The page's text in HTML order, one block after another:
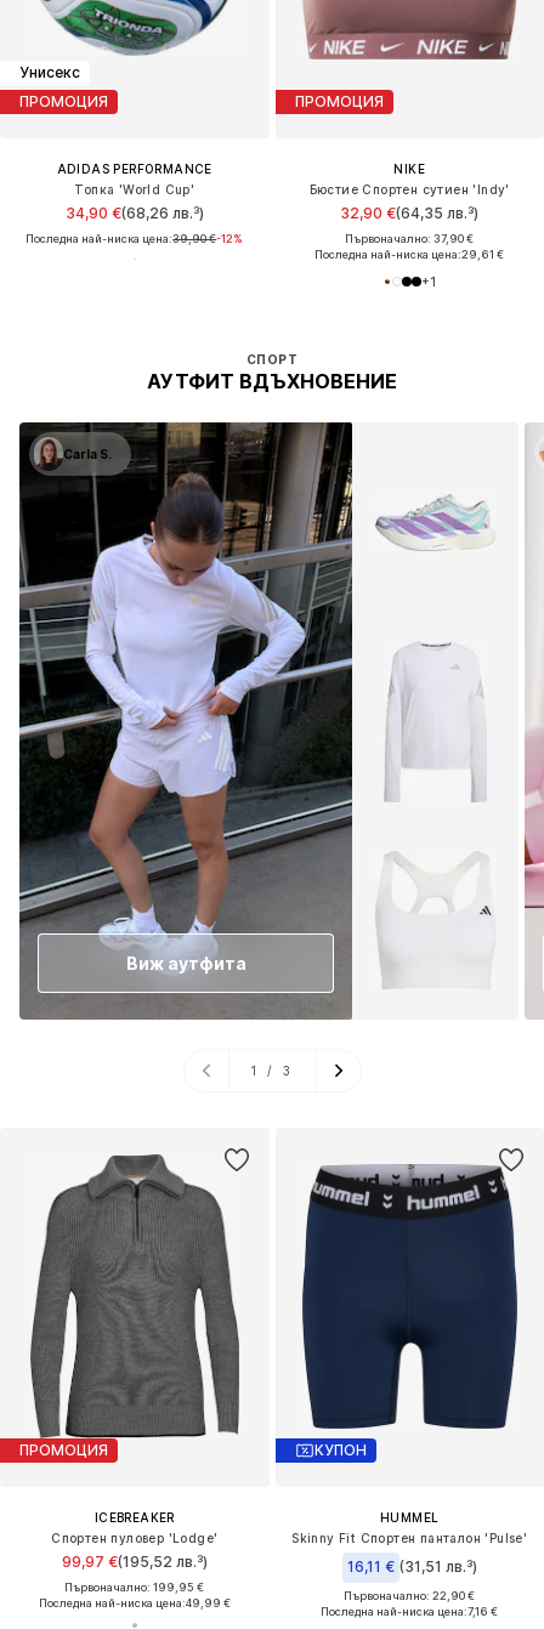
Унисекс
ПРОМОЦИЯ
ADIDAS PERFORMANCE
Топка 'World Cup'
34,90 €(68,26 лв.³)
Последна най-ниска цена:39,90 €-12%
ПРОМОЦИЯ
NIKE
Бюстие Спортен сутиен 'Indy'
32,90 €(64,35 лв.³)
Първоначално: 37,90 €
Последна най-ниска цена:29,61 €
+1
ПРОМОЦИЯ
ICEBREAKER
Спортен пуловер 'Lodge'
99,97 €(195,52 лв.³)
Първоначално: 199,95 €
Последна най-ниска цена:49,99 €
КУПОН
HUMMEL
Skinny Fit Спортен панталон 'Pulse'
16,11 € (31,51 лв.³)
Първоначално: 22,90 €
Последна най-ниска цена:7,16 €
СПОРТ
АУТФИТ ВДЪХНОВЕНИЕ
Carla S.
Виж аутфита
1 / 3